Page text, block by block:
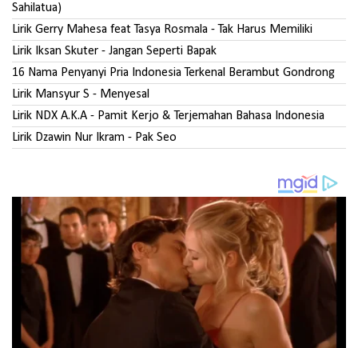
Sahilatua)
Lirik Gerry Mahesa feat Tasya Rosmala - Tak Harus Memiliki
Lirik Iksan Skuter - Jangan Seperti Bapak
16 Nama Penyanyi Pria Indonesia Terkenal Berambut Gondrong
Lirik Mansyur S - Menyesal
Lirik NDX A.K.A - Pamit Kerjo & Terjemahan Bahasa Indonesia
Lirik Dzawin Nur Ikram - Pak Seo